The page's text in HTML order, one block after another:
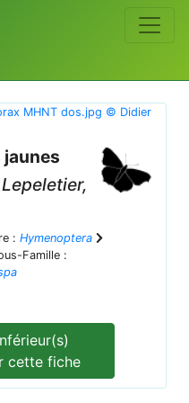
jaunes
Lepeletier,
: Hymenoptera
Famille :
agrégé(s) sur cette fiche